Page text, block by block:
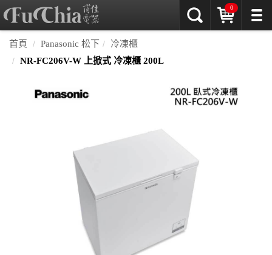
0
首頁 Panasonic 松下
冷凍櫃
NR-FC206V-W 上掀式 冷凍櫃 200L